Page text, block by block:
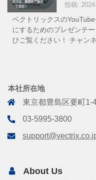
投稿:
ベクトリックスの
にするためのプレゼンテ
ひご覧ください！ チャン
本社所在地
東京都豊島区要町1-
03-5995-3800
About Us